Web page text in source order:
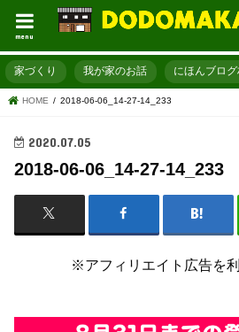
menu
家づくり 我が家のお話 にほんブロ
HOME 2018-06-06_14-27-14_233
2020.07.05
2018-06-06_14-27-14_233
※アフィリエイト広告を